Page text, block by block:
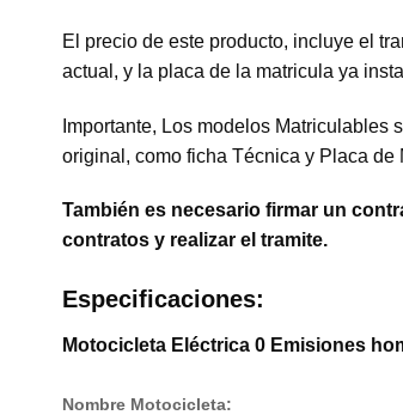
El precio de este producto, incluye el
actual, y la placa de la matricula ya
Importante, Los modelos
original, como ficha Técnica y Placa de
También es necesario firmar un
contratos y realizar el tramite.
Especificaciones:
Motocicleta Eléctrica 0 Emisiones
Nombre Motocicleta: